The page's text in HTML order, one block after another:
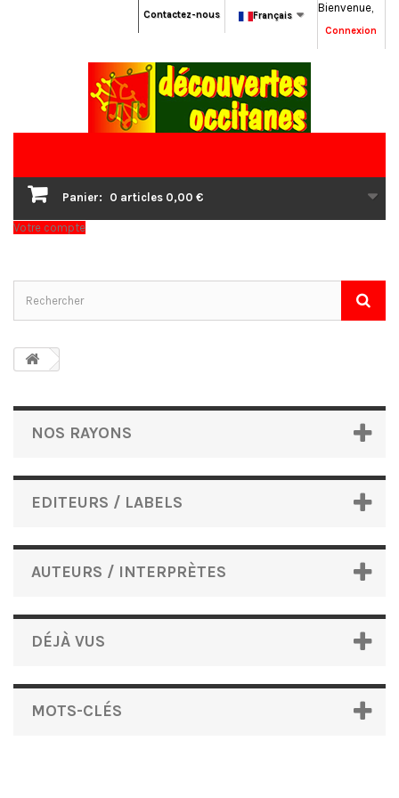
Bienvenue,
Connexion
Français
Contactez-nous
Panier: 0 articles 0,00 €
Votre compte
NOS RAYONS
EDITEURS / LABELS
AUTEURS / INTERPRÈTES
DÉJÀ VUS
MOTS-CLÉS